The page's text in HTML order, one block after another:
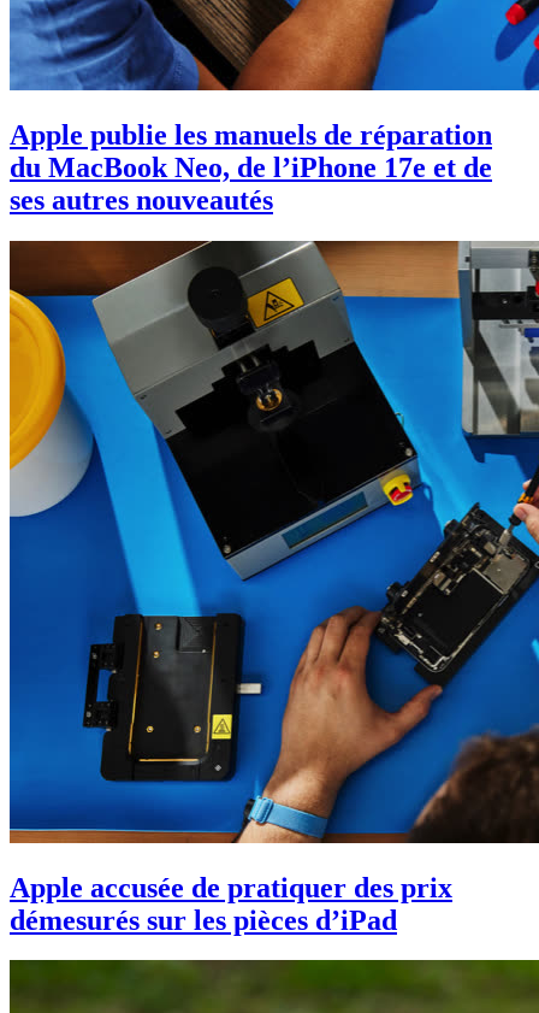
Apple publie les manuels de réparation
du MacBook Neo, de l’iPhone 17e et de
ses autres nouveautés
Apple accusée de pratiquer des prix
démesurés sur les pièces d’iPad